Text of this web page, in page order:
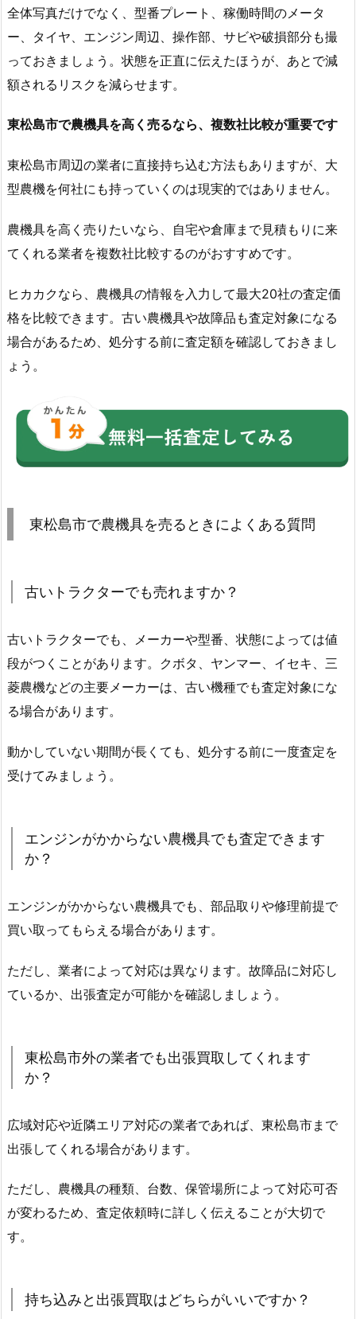
全体写真だけでなく、型番プレート、稼働時間のメータ
ー、タイヤ、エンジン周辺、操作部、サビや破損部分も撮
っておきましょう。状態を正直に伝えたほうが、あとで減
額されるリスクを減らせます。
東松島市で農機具を高く売るなら、複数社比較が重要です
東松島市周辺の業者に直接持ち込む方法もありますが、大
型農機を何社にも持っていくのは現実的ではありません。
農機具を高く売りたいなら、自宅や倉庫まで見積もりに来
てくれる業者を複数社比較するのがおすすめです。
ヒカカクなら、農機具の情報を入力して最大20社の査定価
格を比較できます。古い農機具や故障品も査定対象になる
場合があるため、処分する前に査定額を確認しておきまし
ょう。
東松島市で農機具を売るときによくある質問
古いトラクターでも売れますか？
古いトラクターでも、メーカーや型番、状態によっては値
段がつくことがあります。クボタ、ヤンマー、イセキ、三
菱農機などの主要メーカーは、古い機種でも査定対象にな
る場合があります。
動かしていない期間が長くても、処分する前に一度査定を
受けてみましょう。
エンジンがかからない農機具でも査定できます
か？
エンジンがかからない農機具でも、部品取りや修理前提で
買い取ってもらえる場合があります。
ただし、業者によって対応は異なります。故障品に対応し
ているか、出張査定が可能かを確認しましょう。
東松島市外の業者でも出張買取してくれます
か？
広域対応や近隣エリア対応の業者であれば、東松島市まで
出張してくれる場合があります。
ただし、農機具の種類、台数、保管場所によって対応可否
が変わるため、査定依頼時に詳しく伝えることが大切で
す。
持ち込みと出張買取はどちらがいいですか？